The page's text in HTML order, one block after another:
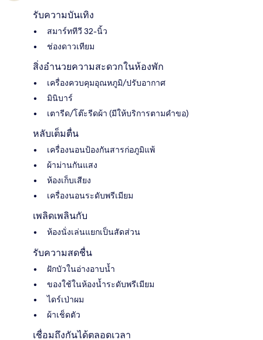
รับความบันเทิง
สมาร์ททีวี 32-นิ้ว
ช่องดาวเทียม
สิ่งอำนวยความสะดวกในห้องพัก
เครื่องควบคุมอุณหภูมิ/ปรับอากาศ
มินิบาร์
เตารีด/โต๊ะรีดผ้า (มีให้บริการตามคำขอ)
หลับเต็มตื่น
เครื่องนอนป้องกันสารก่อภูมิแพ้
ผ้าม่านกันแสง
ห้องเก็บเสียง
เครื่องนอนระดับพรีเมียม
เพลิดเพลินกับ
ห้องนั่งเล่นแยกเป็นสัดส่วน
รับความสดชื่น
ฝักบัวในอ่างอาบน้ำ
ของใช้ในห้องน้ำระดับพรีเมียม
ไดร์เป่าผม
ผ้าเช็ดตัว
เชื่อมถึงกันได้ตลอดเวลา